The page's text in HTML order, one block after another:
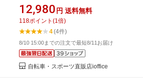
水栓付き 排水栓 アウトドア キッチン
屋外用 ステンレス流し台 ステンレス
キッチン キャンプ バーベキュー ガー
デンシンク 屋外シンク ゴミ受け 収納
蛇腹ホース ながしだい
12,980 円 送料無料
118ポイント (1倍)
4(4件)
8/10 15:00までの注文で最短8/11お届け
自転車・スポーツ直販店ioffice